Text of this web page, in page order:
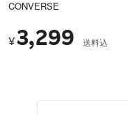
CONVERSE
¥3,299 送料込